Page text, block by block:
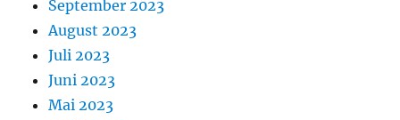
September 2023
August 2023
Juli 2023
Juni 2023
Mai 2023